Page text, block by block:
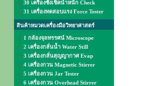
30 เครื่องชั่งเช็คน้ำหนัก Check
31 เครื่องทดสอบแรง Force Tester
สินค้าหมวดเครื่องมือวิทยาศาสตร์
1 กล้องจุลทรรศน์ Microscope
2 เครื่องกลั่นน้ำ Water Still
3 เครื่องกลั่นสุญญากาศ Evap
4 เครื่องกวน Magnetic Stirrer
5 เครื่องกวน Jar Tester
6 เครื่องกวน Overhead Stirrer